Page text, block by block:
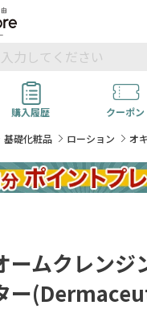
購入履歴
クーポン
基礎化粧品 ローション オ
ームクレンジ
ー